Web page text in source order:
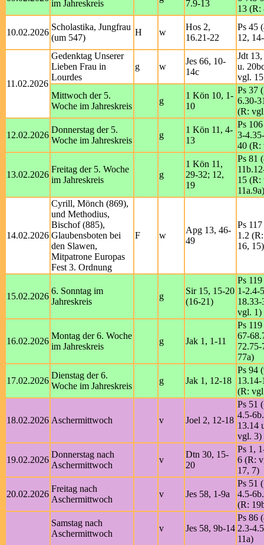
im Jahreskreis 7.9-13
13 (R:
10.02.2026
Scholastika, Jungfrau
(um 547)
H w
Hos 2,
16.21-22
Ps 45
12,
11.02.2026
Gedenktag Unserer
Lieben Frau in
Lourdes
g w
Jes 66, 10-
14c
Jdt
u.
vgl.
Mittwoch der 5.
Woche im Jahreskreis
g
1 Kön 10, 1-
10
Ps 37
6.30-
(R:
12.02.2026
Donnerstag der 5.
Woche im Jahreskreis
g
1 Kön 11, 4-
13
Ps
3-
40 (R:
13.02.2026
Freitag der 5. Woche
im Jahreskreis
g
1 Kön 11,
29-32; 12,
19
Ps 81
15 (R:
11a.9a)
14.02.2026
Cyrill, Mönch (869),
und Methodius,
Bischof (885),
Glaubensboten bei
den Slawen,
Mitpatrone Europas
Fest 3. Ordnung
F w
Apg 13, 46-
49
Ps
1.2
16, 15)
15.02.2026
6. Sonntag im
Jahreskreis
g
Sir 15, 15-20
(16-21)
Ps
1-2.4-
vgl. 1)
16.02.2026
Montag der 6. Woche
im Jahreskreis
g Jak 1, 1-11
Ps
67-
77a)
17.02.2026
Dienstag der 6.
Woche im Jahreskreis
g Jak 1, 12-18
Ps 94
13.14-
(R:
18.02.2026 Aschermittwoch v Joel 2, 12-18
Ps 51
4.5-
13.14
vgl. 3)
19.02.2026
Donnerstag nach
Aschermittwoch
v
Dtn 30, 15-
20
Ps 1,
6 (R:
17, 7)
20.02.2026
Freitag nach
Aschermittwoch
v Jes 58, 1-9a
Ps 51
4.5-
(R:
Samstag nach
Aschermittwoch
v Jes 58, 9b-14
Ps 86
2.3-
11a)